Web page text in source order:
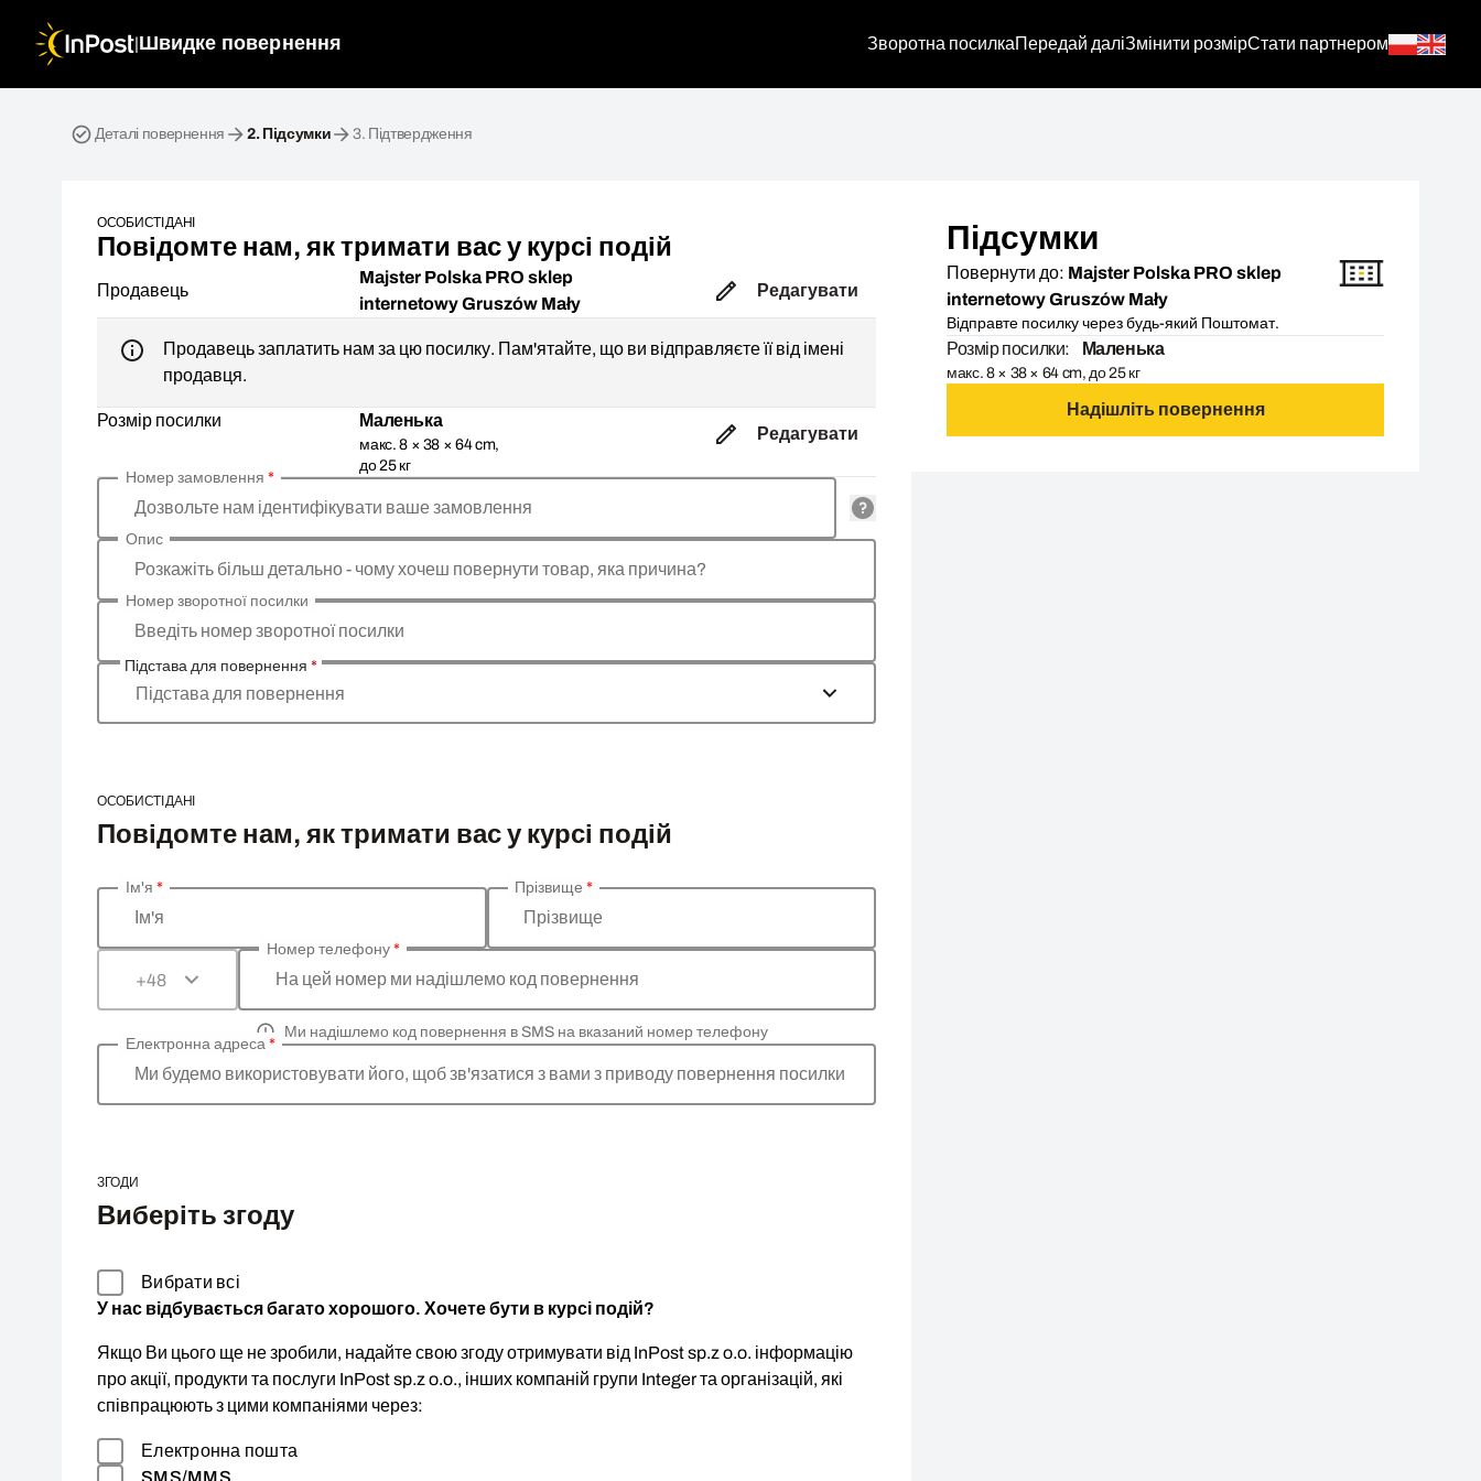
| Швидке повернення Зворотна посилкаПередай даліЗмінити розмірСтати партнером
Деталі повернення 2. Підсумки 3. Підтвердження
ОСОБИСТІ ДАНІ
Повідомте нам, як тримати вас у курсі подій
Продавець
Majster Polska PRO sklep
internetowy Gruszów Mały
Редагувати
Продавець заплатить нам за цю посилку. Пам'ятайте, що ви відправляєте її від імені
продавця.
Розмір посилки Маленька
макс. 8 × 38 × 64 cm,
до 25 кг
Редагувати
Дозвольте нам ідентифікувати ваше замовлення
Номер замовлення *
Розкажіть більш детально - чому хочеш повернути товар, яка причина?
Опис
Введіть номер зворотної посилки
Номер зворотної посилки
Підстава для повернення *
Підстава для повернення
ОСОБИСТІ ДАНІ
Повідомте нам, як тримати вас у курсі подій
Введіть ваші особисті дані
Ім'я
Ім'я *
Прізвище
Прізвище*
+48 На цей номер ми надішлемо код повернення
Номер телефону*
Ми надішлемо код повернення в SMS на вказаний номер телефону
Ми будемо використовувати його, щоб зв'язатися з вами з приводу повернення посилки
Електронна адреса*
ЗГОДИ
Виберіть згоду
Вибрати всі
У нас відбувається багато хорошого. Хочете бути в курсі подій?
Якщо Ви цього ще не зробили, надайте свою згоду отримувати від InPost sp.z o.o. інформацію
про акції, продукти та послуги InPost sp.z o.o., інших компаній групи Integer та організацій, які
співпрацюють з цими компаніями через:
Електронна пошта
Підсумки
Повернути до: Majster Polska PRO sklep
internetowy Gruszów Mały
Відправте посилку через будь-який Поштомат.
Розмір посилки: Маленька
макс. 8 × 38 × 64 cm, до 25 кг
Надішліть повернення